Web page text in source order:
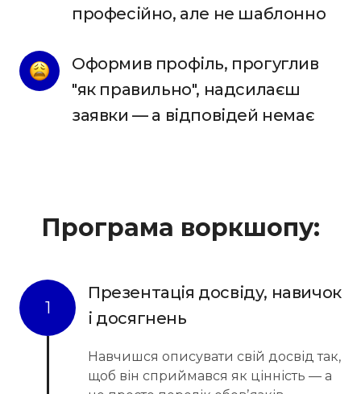
професійно, але не шаблонно
Оформив профіль, прогуглив
"як правильно", надсилаєш
заявки — а відповідей немає
Програма воркшопу:
1
Презентація досвіду, навичок
і досягнень
Навчишся описувати свій досвід так,
щоб він сприймався як цінність — а